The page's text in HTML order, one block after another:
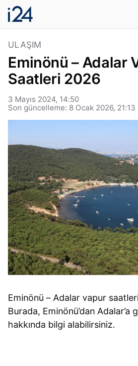
ULAŞIM
Eminönü – Adalar
Saatleri 2026
3 Mayıs 2024, 14:50
Son güncelleme: 8 Ocak 2026, 21:13
Eminönü – Adalar vapur saatleri
Burada, Eminönü’dan Adalar’a
hakkında bilgi alabilirsiniz.